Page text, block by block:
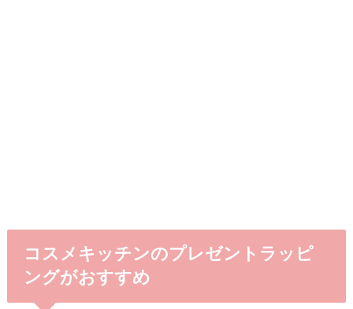
コスメキッチンのプレゼントラッピ
ングがおすすめ